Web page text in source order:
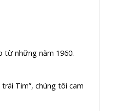
từ những năm 1960.
Tim”, chúng tôi cam